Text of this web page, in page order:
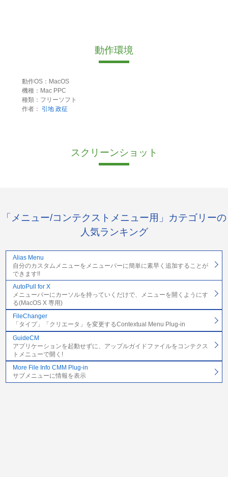
動作環境
動作OS：MacOS
機種：Mac PPC
種類：フリーソフト
作者：
引地 政征
スクリーンショット
「メニュー/コンテクストメニュー用」カテゴリーの
人気ランキング
Alias Menu
自分のカスタムメニューをメニューバーに簡単に素早く追加することが
できます!!
AutoPull for X
メニューバーにカーソルを持っていくだけで、メニューを開くようにす
る(MacOS X 専用)
FileChanger
「タイプ」「クリエータ」を変更するContextual Menu Plug-in
GuideCM
アプリケーションを起動せずに、アップルガイドファイルをコンテクス
トメニューで開く!
More File Info CMM Plug-in
サブメニューに情報を表示